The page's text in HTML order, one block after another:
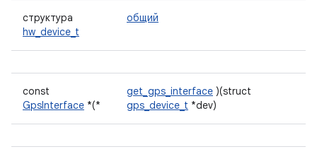
структура
hw_device_t
общий
const
GpsInterface *(*
get_gps_interface )(struct
gps_device_t *dev)